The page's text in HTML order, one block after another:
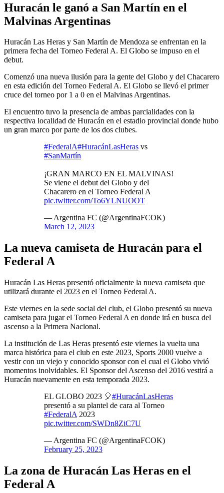
Huracán le ganó a San Martín en el
Malvinas Argentinas
Huracán Las Heras y San Martín de Mendoza se enfrentan en la
primera fecha del Torneo Federal A. El Globo se impuso en el
debut.
Comenzó una nueva ilusión para la gente del Globo y del Chacarero
en esta edición del Torneo Federal A. El Globo se llevó el primer
cruce del torneo por 1 a 0 en el Malvinas Argentinas.
El encuentro tuvo la presencia de ambas parcialidades con la
respectiva localidad de Huracán en el estadio provincial donde hubo
un gran marco por parte de los dos clubes.
#FederalA#HuracánLasHeras vs
#SanMartín
¡GRAN MARCO EN EL MALVINAS!
Se viene el debut del Globo y del
Chacarero en el Torneo Federal A
pic.twitter.com/To6YLNUOOT
— Argentina FC (@ArgentinaFCOK)
March 12, 2023
La nueva camiseta de Huracán para el
Federal A
Huracán Las Heras presentó oficialmente la nueva camiseta que
utilizará durante el 2023 en el Torneo Federal A.
Este viernes en la sede social del club, el Globo presentó su nueva
camiseta para jugar el Torneo Federal A en donde irá en busca del
ascenso a la Primera Nacional.
La institución de Las Heras presentó este viernes la vuelta una
marca histórica para el club en este 2023, Sports 2000 vuelve a
vestir con un viejo y conocido sponsor con el cual el Globo vivió
momentos inolvidables. El Sponsor del Ascenso del 2016 vestirá a
Huracán nuevamente en esta temporada 2023.
EL GLOBO 2023 🎈#HuracánLasHeras
presentó a su plantel de cara al Torneo
#FederalA 2023
pic.twitter.com/SWDn8ZiC7U
— Argentina FC (@ArgentinaFCOK)
February 25, 2023
La zona de Huracán Las Heras en el
Federal A